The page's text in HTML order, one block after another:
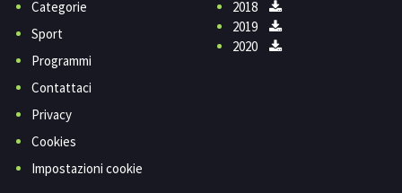
Categorie
Sport
Programmi
Contattaci
Privacy
Cookies
Impostazioni cookie
2018
2019
2020